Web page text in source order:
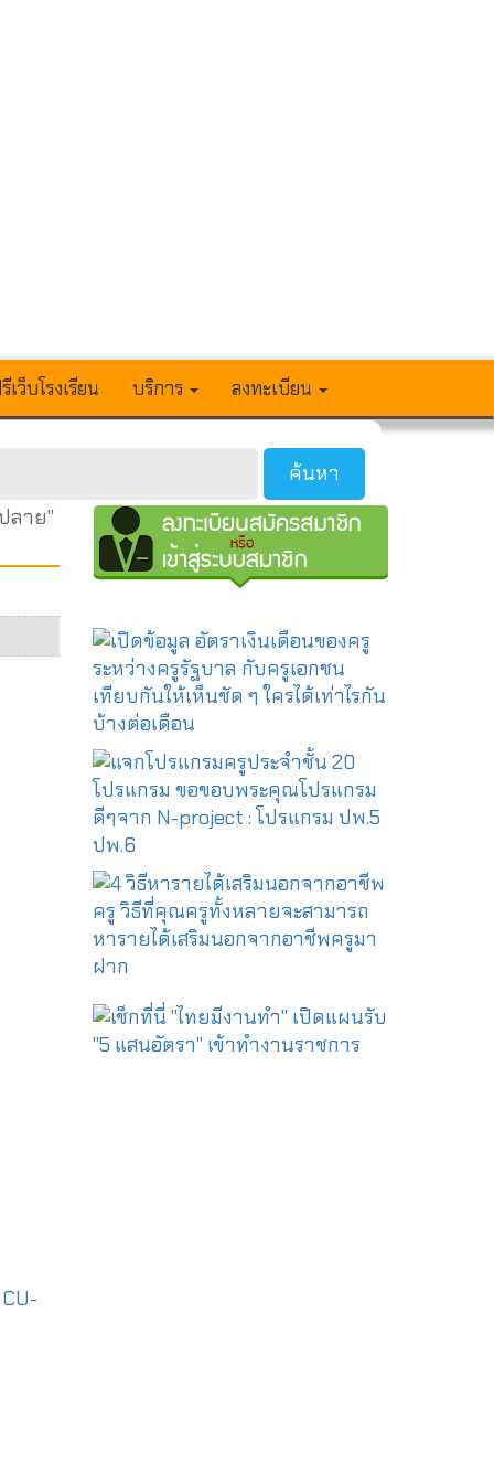
เว็บโรงเรียน บริการ ลงทะเบียน
ลาย"
CU-